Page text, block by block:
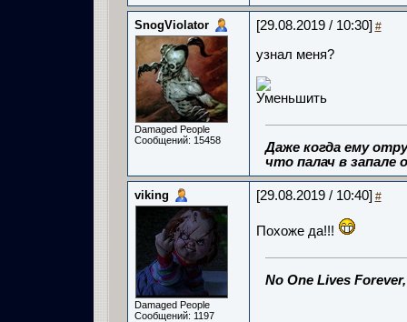
SnogViolator
Damaged People
Сообщений: 15458
[29.08.2019 / 10:30] #
узнал меня?
Даже когда ему
что палач в запале
viking
Damaged People
Сообщений: 1197
[29.08.2019 / 10:40] #
Похоже да!!!
No One Lives